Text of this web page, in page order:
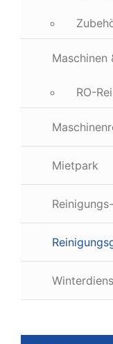
Maschinen
RO-
Mietpark